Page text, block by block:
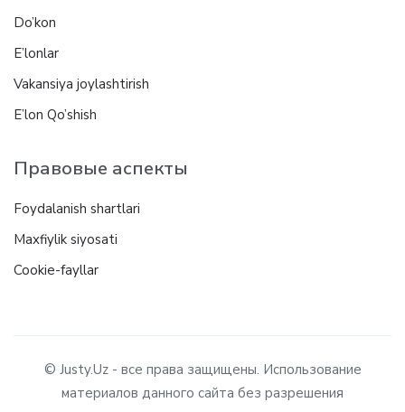
Do’kon
E’lonlar
Vakansiya joylashtirish
E’lon Qo’shish
Правовые аспекты
Foydalanish shartlari
Maxfiylik siyosati
Cookie-fayllar
© Justy.Uz - все права защищены. Использование
материалов данного сайта без разрешения